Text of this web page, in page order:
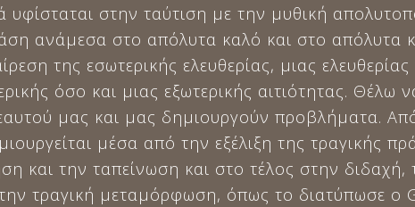
υφίσταται στην ταύτιση με την μυθική
ανάμεσα στο απόλυτα καλό και στο απόλυτα
της εσωτερικής ελευθερίας, μιας
όσο και μιας εξωτερικής αιτιότητας.
μας και μας δημιουργούν προβλήματα.
μέσα από την εξέλιξη της τραγικής
και την ταπείνωση και στο τέλος στην
τραγική μεταμόρφωση, όπως το διατύπωσε ο